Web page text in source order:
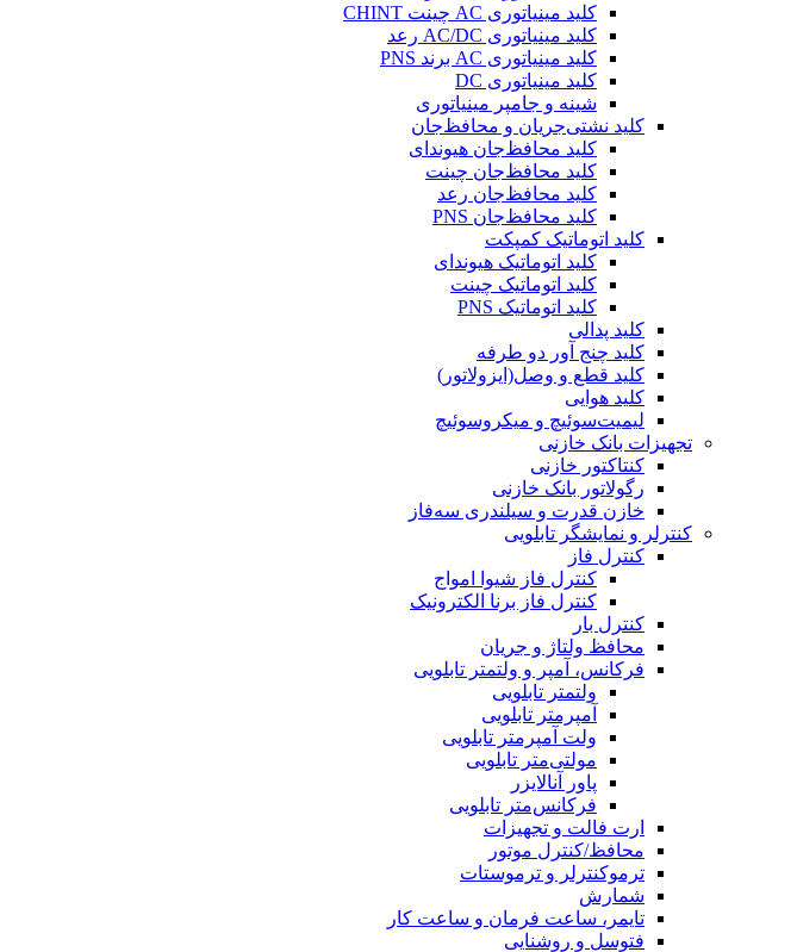
کلید مینیاتوری AC چینت CHINT
کلید مینیاتوری AC/DC رعد
کلید مینیاتوری AC برند PNS
کلید مینیاتوری DC
شینه و جامپر مینیاتوری
کلید نشتی‌جریان و محافظ‌جان
کلید محافظ‌جان هیوندای
کلید محافظ‌جان چینت
کلید محافظ‌جان رعد
کلید محافظ‌جان PNS
کلید اتوماتیک کمپکت
کلید اتوماتیک هیوندای
کلید اتوماتیک چینت
کلید اتوماتیک PNS
کلید پدالی
کلید چنج آور دو طرفه
کلید قطع و وصل(ایزولاتور)
کلید هوایی
لیمیت‌سوئیچ و میکروسوئیچ
تجهیزات بانک خازنی
کنتاکتور خازنی
رگولاتور بانک خازنی
خازن قدرت و سیلندری سه‌فاز
کنترلر و نمایشگر تابلویی
کنترل فاز
کنترل فاز شیوا امواج
کنترل فاز برنا الکترونیک
کنترل بار
محافظ ولتاژ و جریان
فرکانس، آمپر و ولتمتر تابلویی
ولتمتر تابلویی
آمپرمتر تابلویی
ولت آمپرمتر تابلویی
مولتی‌متر تابلویی
پاور آنالایزر
فرکانس‌متر تابلویی
ارت فالت و تجهیزات
محافظ/کنترل موتور
ترموکنترلر و ترموستات
شمارش
تایمر، ساعت فرمان و ساعت کار
فتوسل و روشنایی